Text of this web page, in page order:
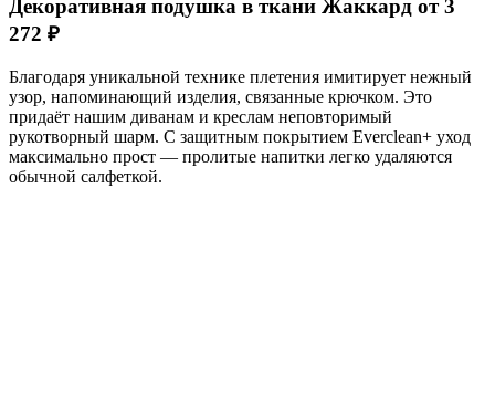
Декоративная подушка в ткани Жаккард от 3
272 ₽
Благодаря уникальной технике плетения имитирует нежный
узор, напоминающий изделия, связанные крючком. Это
придаёт нашим диванам и креслам неповторимый
рукотворный шарм. С защитным покрытием Everclean+ уход
максимально прост — пролитые напитки легко удаляются
обычной салфеткой.